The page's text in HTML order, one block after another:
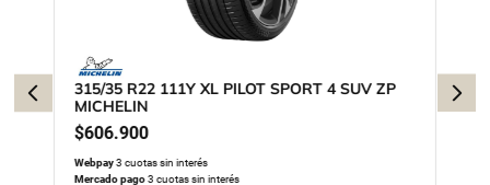
315/35 R22 111Y XL PILOT SPORT 4 SUV ZP
MICHELIN
$606.900
Webpay3 cuotas sin interés
Mercado pago3 cuotas sin interés